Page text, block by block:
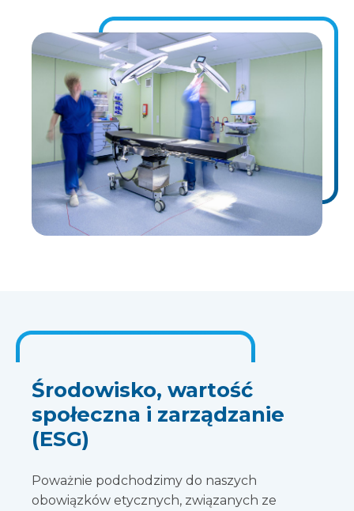
Środowisko, wartość
społeczna i zarządzanie
(ESG)
Poważnie podchodzimy do naszych
obowiązków etycznych, związanych ze